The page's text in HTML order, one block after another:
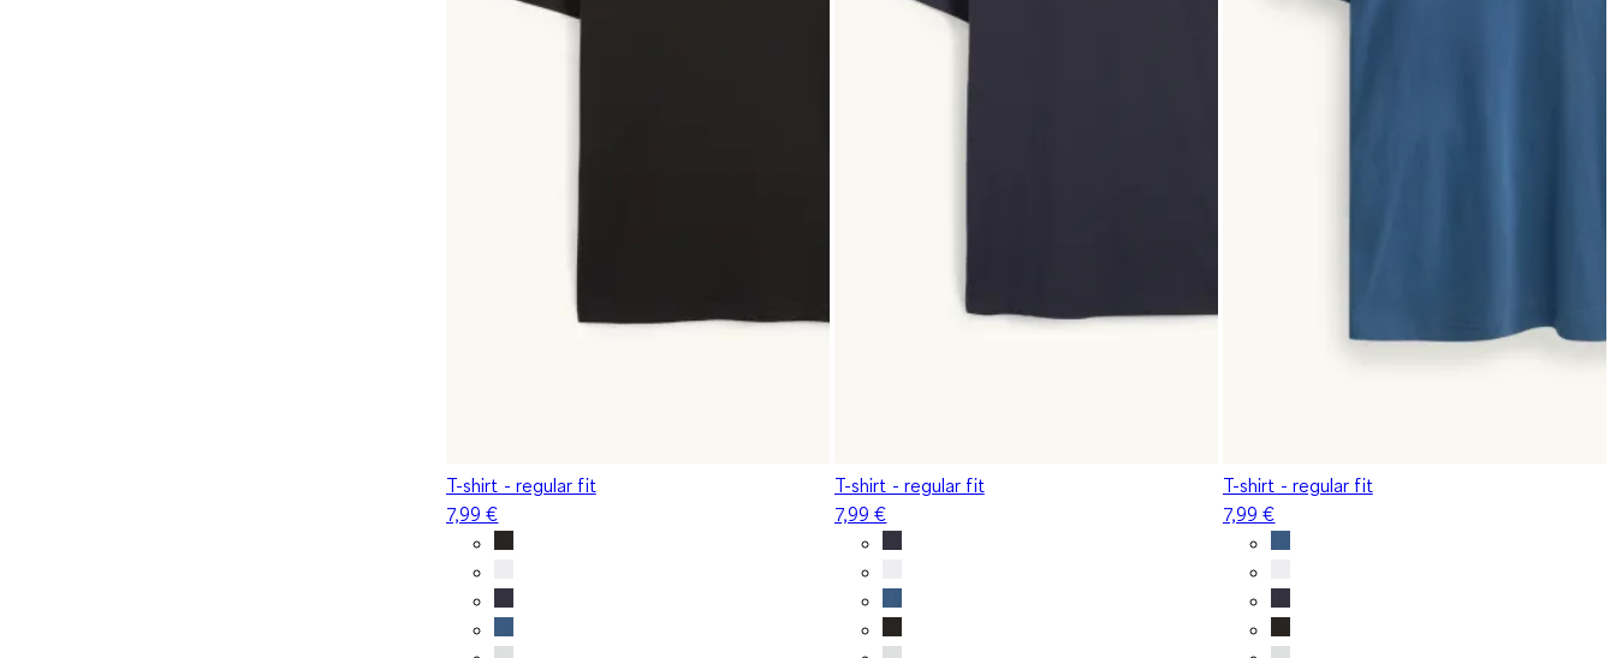
T-shirt - regular fit
7,99 €
T-shirt - regular fit
7,99 €
T-shirt - regular fit
7,99 €